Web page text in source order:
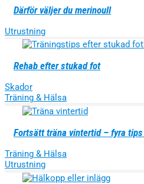
Därför väljer du merinoull
Utrustning
Rehab efter stukad fot
Skador
Träning & Hälsa
Fortsätt träna vintertid – fyra
Träning & Hälsa
Utrustning